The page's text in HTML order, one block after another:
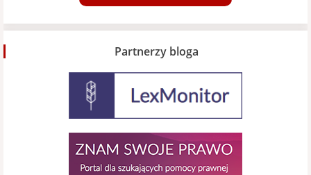
Partnerzy bloga